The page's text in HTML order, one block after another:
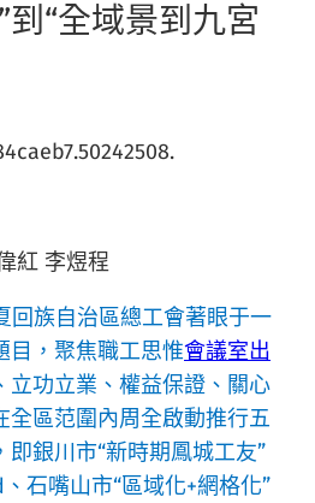
到“全域景到九宮
紅 李煜程
回族自治區總工會著眼于一
目，聚焦職工思惟會議室出
立功立業、權益保證、關心
全區范圍內周全啟動推行五
銀川市“新時期鳳城工友”
石嘴山市“區域化+網格化”